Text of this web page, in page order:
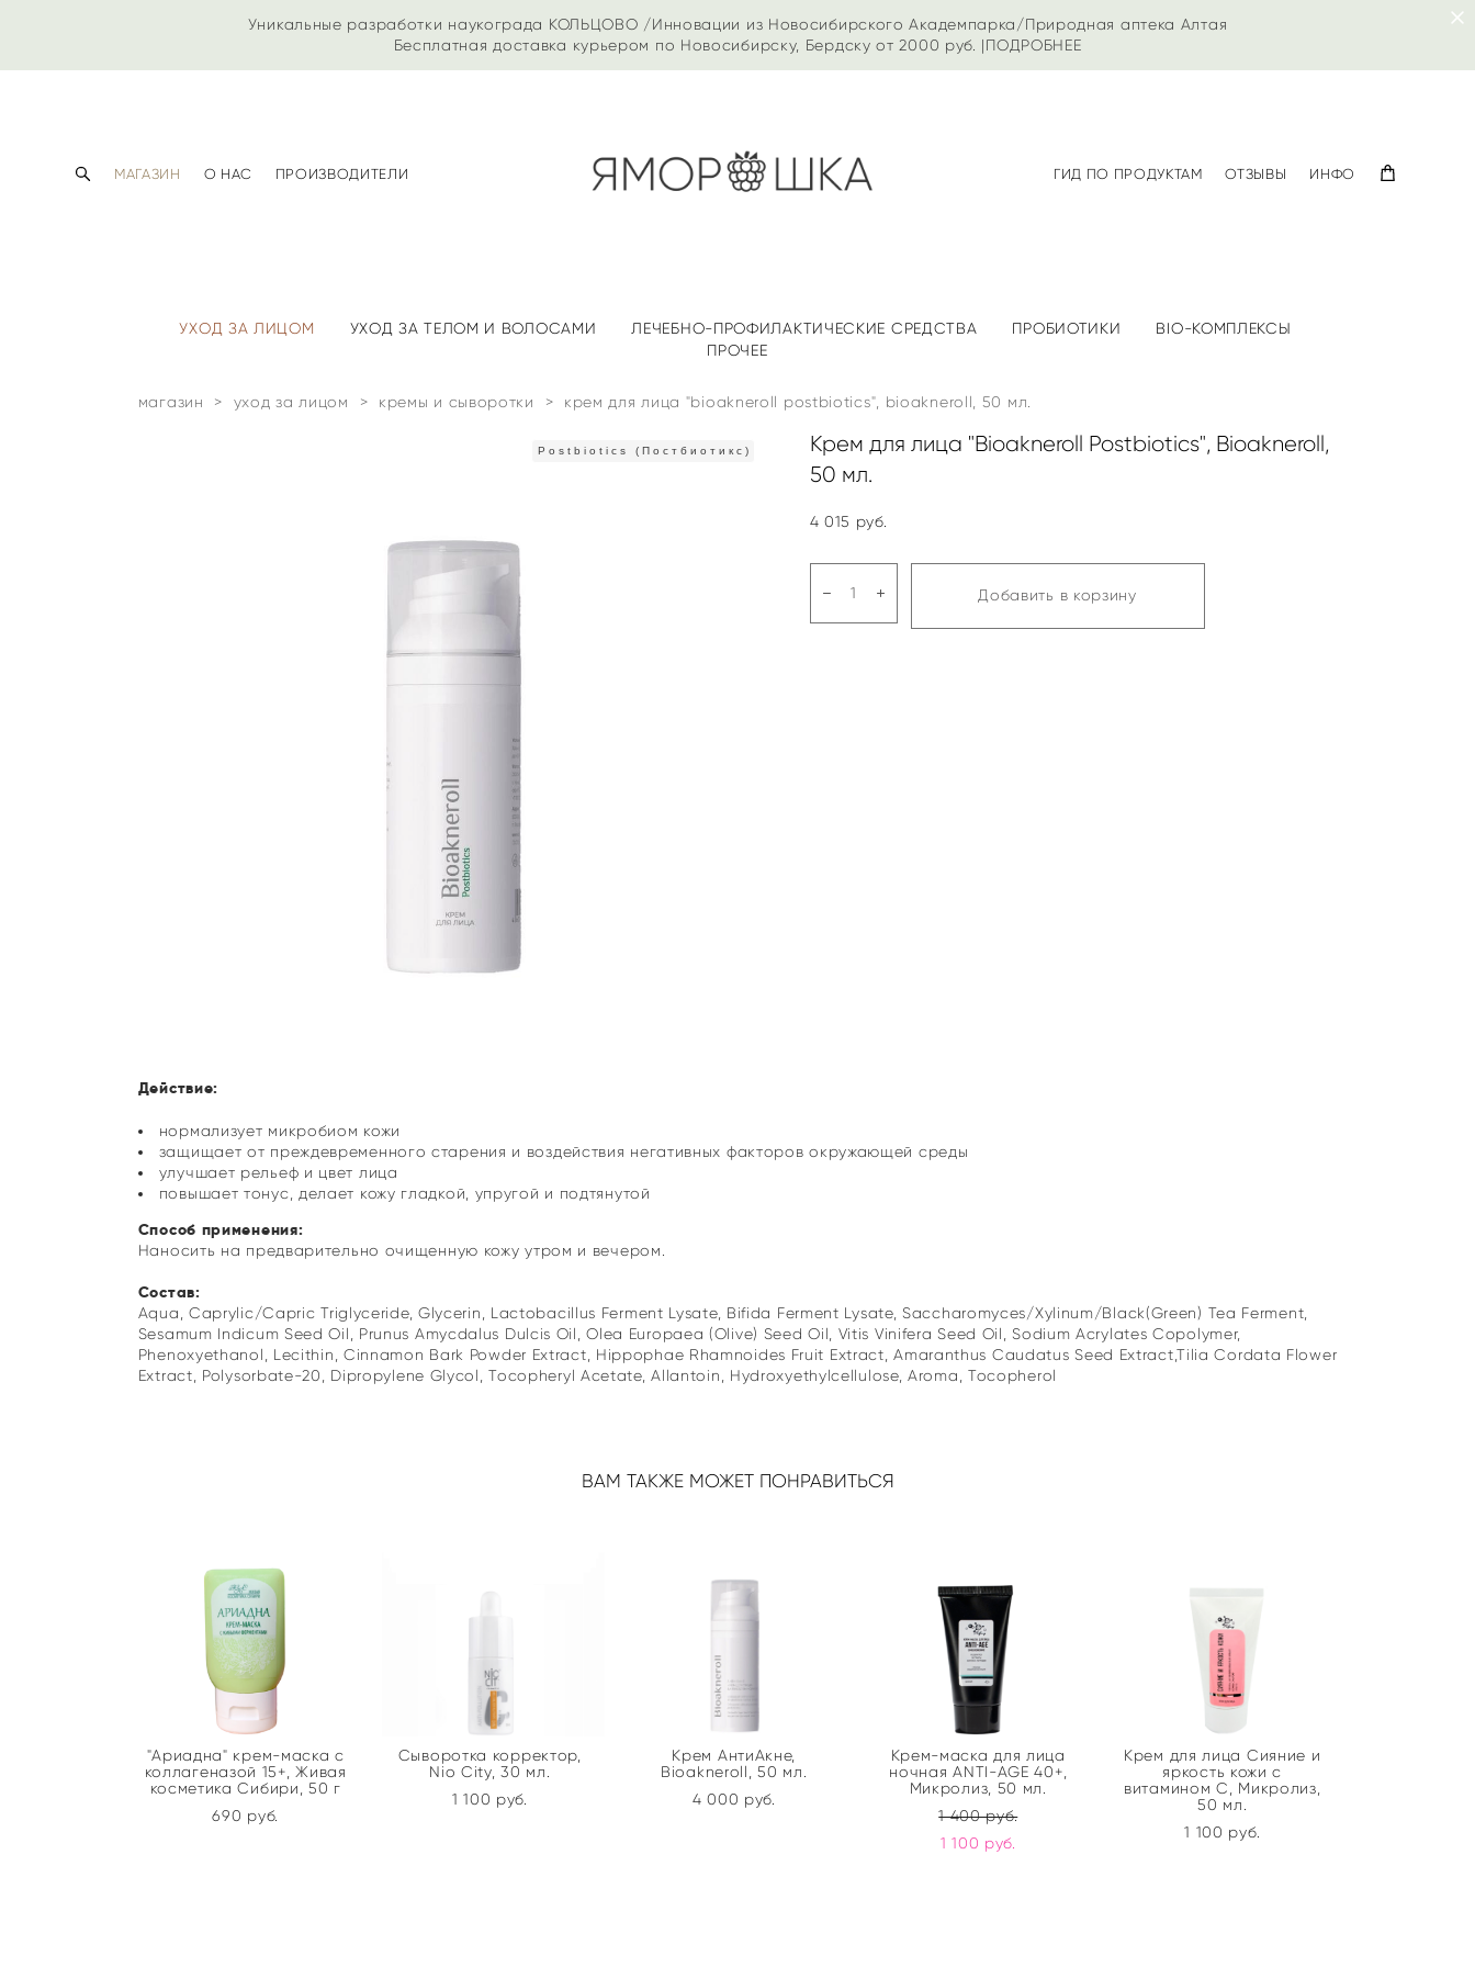
Уникальные разработки наукограда КОЛЬЦОВО /Инновации из Новосибирского Академпарка/Природная аптека Алтая
Бесплатная доставка курьером по Новосибирску, Бердску от 2000 руб. |ПОДРОБНЕЕ
МАГАЗИН О НАС ПРОИЗВОДИТЕЛИ ГИД ПО ПРОДУКТАМ ОТЗЫВЫ ИНФО
УХОД ЗА ЛИЦОМ УХОД ЗА ТЕЛОМ И ВОЛОСАМИ ЛЕЧЕБНО-ПРОФИЛАКТИЧЕСКИЕ СРЕДСТВА ПРОБИОТИКИ
BIO-КОМПЛЕКСЫ
ПРОЧЕЕ
магазин > уход за лицом > кремы и сыворотки > крем для лица "bioakneroll postbiotics", bioakneroll, 50 мл.
Postbiotics (Постбиотикс)
Крем для лица "Bioakneroll Postbiotics", Bioakneroll,
50 мл.
4 015 pуб.
Добавить в корзину
Действие:
нормализует микробиом кожи
защищает от преждевременного старения и воздействия негативных факторов окружающей среды
улучшает рельеф и цвет лица
повышает тонус, делает кожу гладкой, упругой и подтянутой
Способ применения:
Наносить на предварительно очищенную кожу утром и вечером.
Состав:
Aqua, Caprylic/Capric Triglyceride, Glycerin, Lactobacillus Ferment Lysate, Bifida Ferment Lysate, Saccharomyces/Xylinum/Black(Green) Tea Ferment,
Sesamum Indicum Seed Oil, Prunus Amycdalus Dulcis Oil, Olea Europaea (Olive) Seed Oil, Vitis Vinifera Seed Oil, Sodium Acrylates Copolymer,
Phenoxyethanol, Lecithin, Cinnamon Bark Powder Extract, Hippophae Rhamnoides Fruit Extract, Amaranthus Caudatus Seed Extract,Tilia Cordata Flower
Extract, Polysorbatе-20, Dipropylene Glycol, Tocopheryl Acetate, Allantoin, Hydroxyethylcellulose, Aroma, Tocopherol
ВАМ ТАКЖЕ МОЖЕТ ПОНРАВИТЬСЯ
"Ариадна" крем-маска с
коллагеназой 15+, Живая
косметика Сибири, 50 г
690 pуб.
Сыворотка корректор,
Nio City, 30 мл.
1 100 pуб.
Крем АнтиАкне,
Bioakneroll, 50 мл.
4 000 pуб.
Крем-маска для лица
ночная ANTI-AGE 40+,
Микролиз, 50 мл.
1 400 pуб.
1 100 pуб.
Крем для лица Сияние и
яркость кожи с
витамином С, Микролиз,
50 мл.
1 100 pуб.